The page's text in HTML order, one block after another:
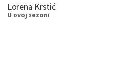
Lorena Krstić
U ovoj sezoni